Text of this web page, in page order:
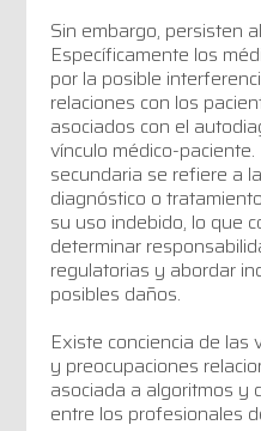
Sin embargo, persisten
Específicamente los
por la posible
relaciones con los
asociados con el
vínculo médico-
secundaria se refiere a
diagnóstico o
su uso indebido, lo que
determinar
regulatorias y abordar
posibles daños.
Existe conciencia de las
y preocupaciones
asociada a algoritmos y
entre los profesionales